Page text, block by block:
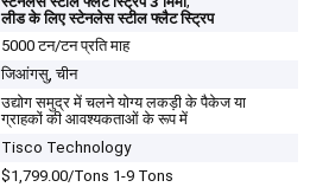
लीड के लिए स्टेनलेस स्टील फ्लैट स्ट्रिप
5000 टन/टन प्रति माह
जिआंगसु, चीन
उद्योग समुद्र में चलने योग्य लकड़ी के पैकेज या
ग्राहकों की आवश्यकताओं के रूप में
Tisco Technology
$1,799.00/Tons 1-9 Tons